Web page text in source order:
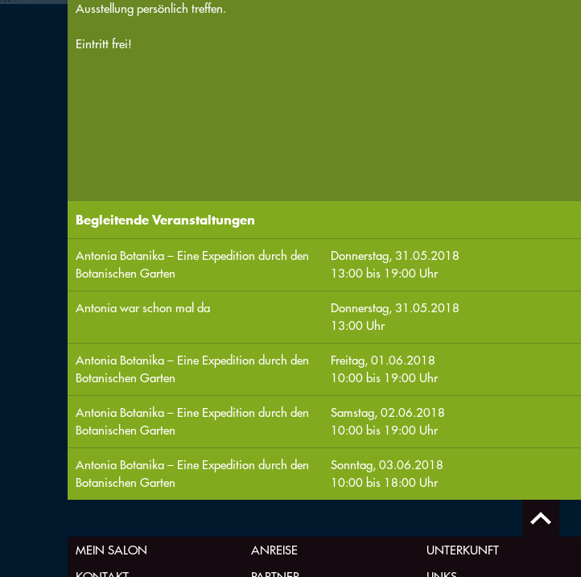
Ausstellung persönlich treffen.
Eintritt frei!
Begleitende Veranstaltungen
Antonia Botanika – Eine Expedition durch den
Botanischen Garten
Donnerstag, 31.05.2018
13:00bis 19:00Uhr
Antonia war schon mal da
Donnerstag, 31.05.2018
13:00 Uhr
Antonia Botanika – Eine Expedition durch den
Botanischen Garten
Freitag, 01.06.2018
10:00bis 19:00Uhr
Antonia Botanika – Eine Expedition durch den
Botanischen Garten
Samstag, 02.06.2018
10:00bis 19:00Uhr
Antonia Botanika – Eine Expedition durch den
Botanischen Garten
Sonntag, 03.06.2018
10:00bis 18:00Uhr
MEIN SALON ANREISE UNTERKUNFT